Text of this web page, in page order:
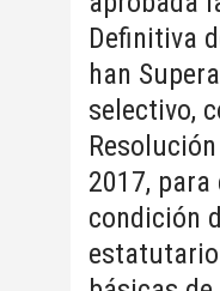
Definitiva
han
selectivo,
2017,
condición